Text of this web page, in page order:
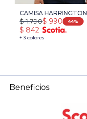
CAMISA HARRINGTON
LABEL - TOSTADO
+ 3 colores
$ 990
$ 1.790 44
$ 842
Beneficios